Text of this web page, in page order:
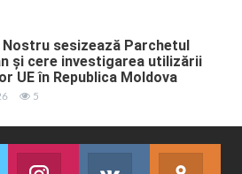
sesizează Parchetul
și cere investigarea utilizării
UE în Republica Moldova
5
Twitter